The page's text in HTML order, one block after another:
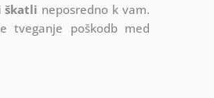
škatli neposredno k vam.
tveganje poškodb med